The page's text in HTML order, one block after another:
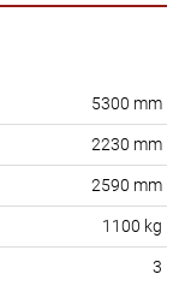
5300 mm
2230 mm
2590 mm
1100 kg
3